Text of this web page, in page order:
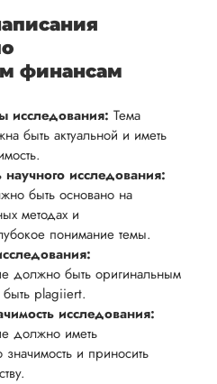
финансам
исследования: Тема
быть актуальной и иметь
исследования:
быть основано на
методах и
понимание темы.
должно быть оригинальным
plagiiert.
исследования:
должно иметь
значимость и приносить